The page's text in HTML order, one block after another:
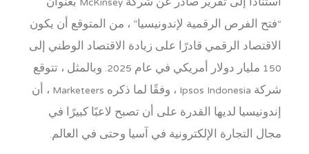
“فتح الفرص الرقمية لإندونيسيا” ، من المتوقع أن يكون
الاقتصاد الرقمي قادرًا على زيادة الاقتصاد الوطني إلى
150 مليار دولار أمريكي في عام 2025. وبالمثل ، تتوقع
شركة Ipsos Indonesia ، وفقًا لما ذكره Marketeers ، أن
إندونيسيا لديها القدرة على أن تصبح لاعبًا كبيرًا في
مجال التجارة الإلكترونية في آسيا وحتى في العالم.